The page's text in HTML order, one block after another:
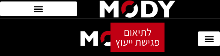
לתיאום
פגישת ייעוץ